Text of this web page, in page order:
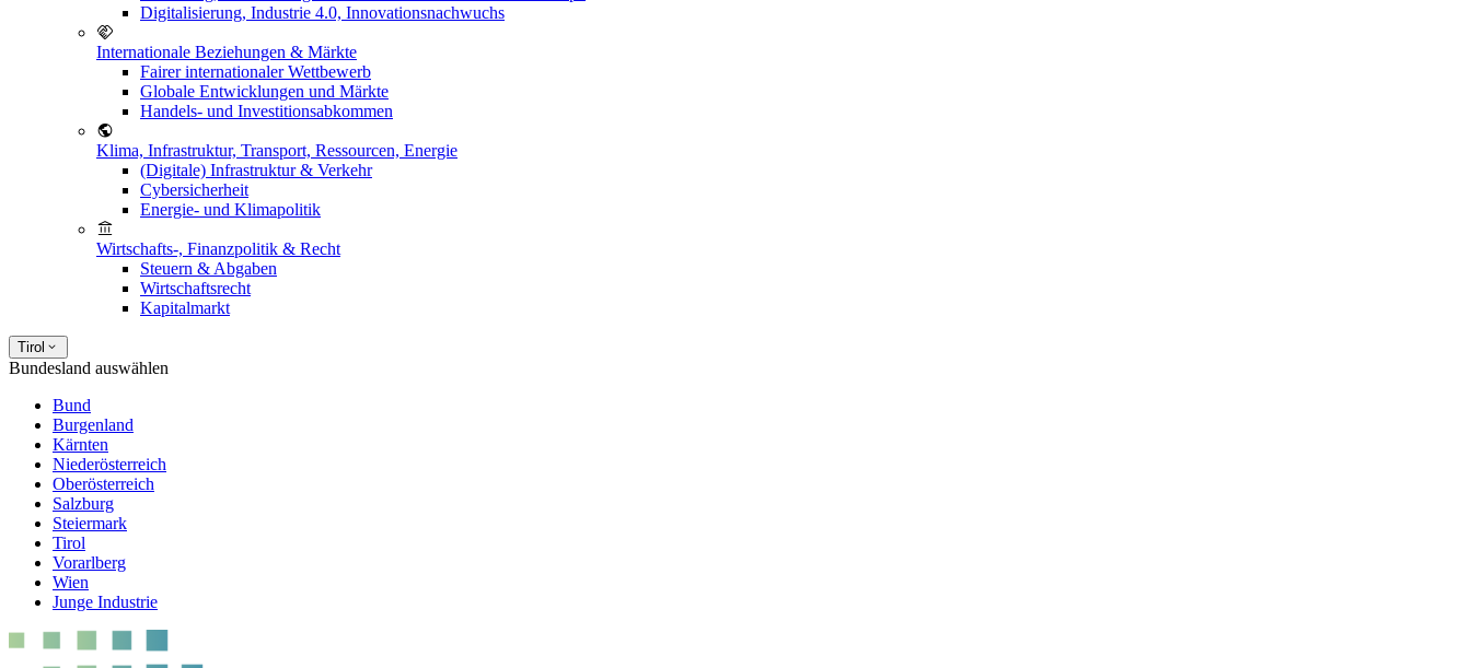
Digitalisierung, Industrie 4.0, Innovationsnachwuchs
Internationale Beziehungen & Märkte
Fairer internationaler Wettbewerb
Globale Entwicklungen und Märkte
Handels- und Investitionsabkommen
Klima, Infrastruktur, Transport, Ressourcen, Energie
(Digitale) Infrastruktur & Verkehr
Cybersicherheit
Energie- und Klimapolitik
Wirtschafts-, Finanzpolitik & Recht
Steuern & Abgaben
Wirtschaftsrecht
Kapitalmarkt
Tirol
Bundesland auswählen
Bund
Burgenland
Kärnten
Niederösterreich
Oberösterreich
Salzburg
Steiermark
Tirol
Vorarlberg
Wien
Junge Industrie